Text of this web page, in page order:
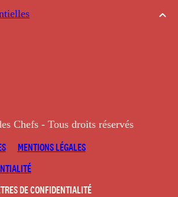
Chefs - Tous droits réservés
MENTIONS LÉGALES
DE CONFIDENTIALITÉ